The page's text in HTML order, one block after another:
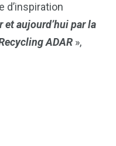
d’inspiration
et aujourd’hui par la
ADAR »,